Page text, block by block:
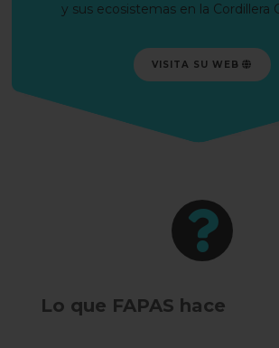
y sus ecosistemas en la Cordillera
VISITA SU WEB

Lo que FAPAS hace